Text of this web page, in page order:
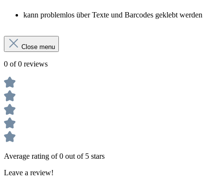
kann problemlos über Texte und Barcodes geklebt werden
Close menu
0 of 0 reviews
Average rating of 0 out of 5 stars
Leave a review!